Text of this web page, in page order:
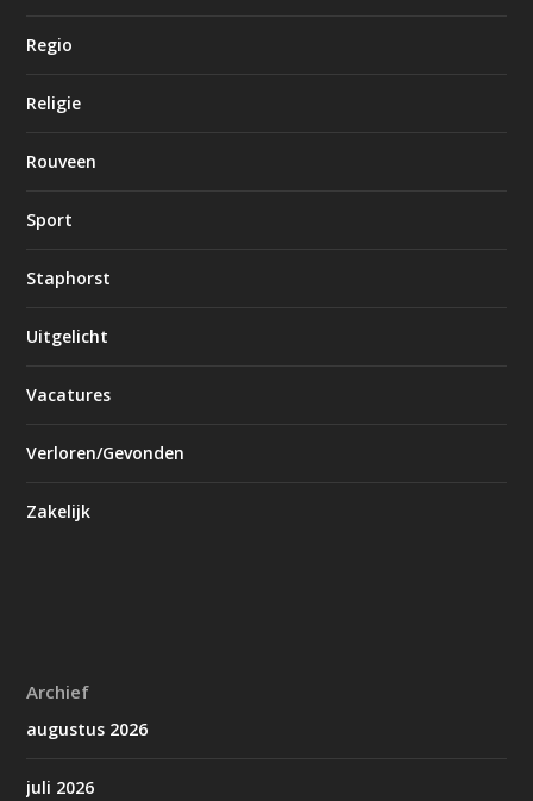
Regio
Religie
Rouveen
Sport
Staphorst
Uitgelicht
Vacatures
Verloren/Gevonden
Zakelijk
Archief
augustus 2026
juli 2026